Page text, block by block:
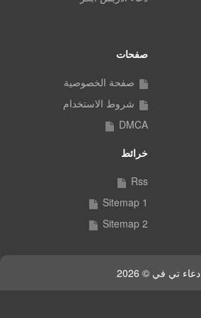
صفحات
صفحة الخصوصية
شروط الاستخدام
DMCA
خرائط
Rss
Sitemap 1
Sitemap 2
دعاء تي في © 2026